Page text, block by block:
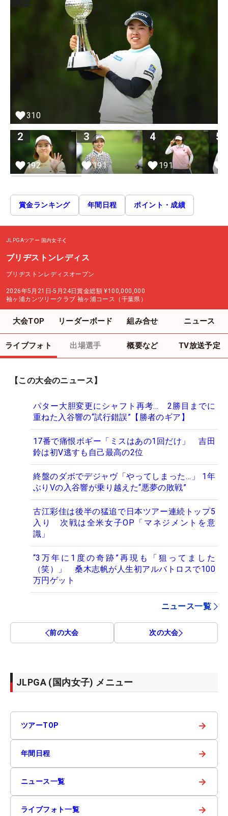
310
2
192
3
191
4
191
5
賞金ランキング 年間日程 ポイント・成績
JLPGAツアー 国内女子
ブリヂストンレディス
ブリヂストンレディスオープン
2026年5月21日-5月24日賞金総額 ¥100,000,000
袖ヶ浦カンツリークラブ 袖ヶ浦コース（千葉県）
大会TOP リーダーボード 組み合せ ニュース
ライブフォト 出場選手 概要など TV放送予定
【この大会のニュース】
パター大胆変更にシャフト再考… 2勝目までに
重ねた入谷響の“試行錯誤”【勝者のギア】
17番で痛恨ボギー「ミスはあの1回だけ」 吉田
鈴は初V逃すも自己最高の2位
終盤のダボでデジャヴ「やってしまった…」 1年
ぶりVの入谷響が乗り越えた“悪夢の敗戦”
古江彩佳は後半の猛追で日本ツアー連続トップ5
入り 次戦は全米女子OP「マネジメントを意
識」
“3万年に1度の奇跡”再現も「狙ってました
（笑）」 桑木志帆が人生初アルバトロスで100
万円ゲット
ニュース一覧
前の大会 次の大会
JLPGA (国内女子) メニュー
ツアーTOP →
年間日程 →
ニュース一覧 →
ライブフォト一覧 →